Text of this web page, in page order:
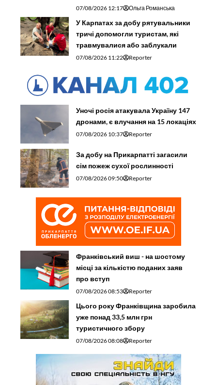
07/08/2026 12:17 Ольга Романська
У Карпатах за добу рятувальники
тричі допомогли туристам, які
травмувалися або заблукали
07/08/2026 11:22 Reporter
Уночі росія атакувала Україну 147
дронами, є влучання на 15 локаціях
07/08/2026 10:37 Reporter
За добу на Прикарпатті загасили
сім пожеж сухої рослинності
07/08/2026 09:50 Reporter
Франківський виш - на шостому
місці за кількістю поданих заяв
про вступ
07/08/2026 08:53 Reporter
Цього року Франківщина заробила
уже понад 33,5 млн грн
туристичного збору
07/08/2026 08:08 Reporter